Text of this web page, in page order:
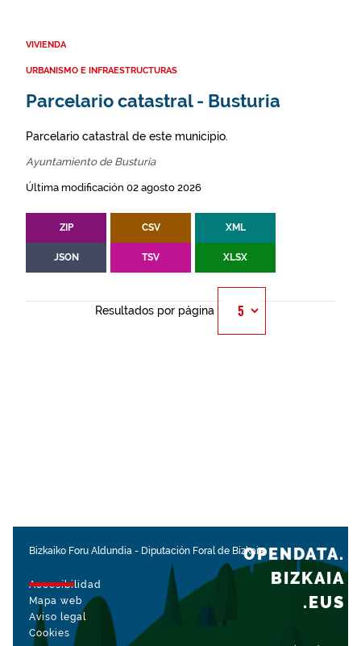
VIVIENDA
URBANISMO E INFRAESTRUCTURAS
Parcelario catastral - Busturia
Parcelario catastral de este municipio.
Ayuntamiento de Busturia
Última modificación 02 agosto 2026
ZIP CSV XML
JSON TSV XLSX
Resultados por página
Bizkaiko Foru Aldundia - Diputación Foral de Bizkaia
Accesibilidad
Mapa web
Aviso legal
Cookies
OPENDATA.
BIZKAIA
.EUS